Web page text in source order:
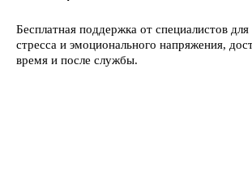
Бесплатная поддержка от специалистов
стресса и эмоционального напряжения,
время и после службы.